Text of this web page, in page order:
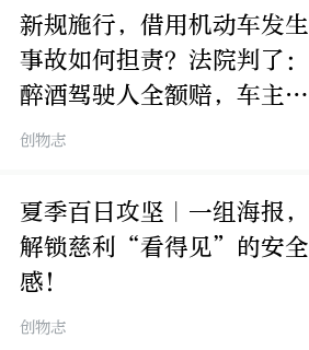
新规施行，借用机动车发生
事故如何担责？法院判了：
醉酒驾驶人全额赔，车主在
过错范围内共担！
创物志
夏季百日攻坚｜一组海报，
解锁慈利“看得见”的安全
感！
创物志